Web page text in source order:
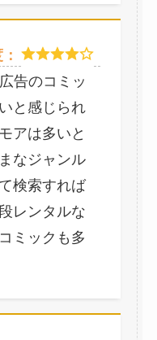
告のコミッ
と感じられ
アは多いと
なジャンル
検索すれば
レンタルな
ミックも多